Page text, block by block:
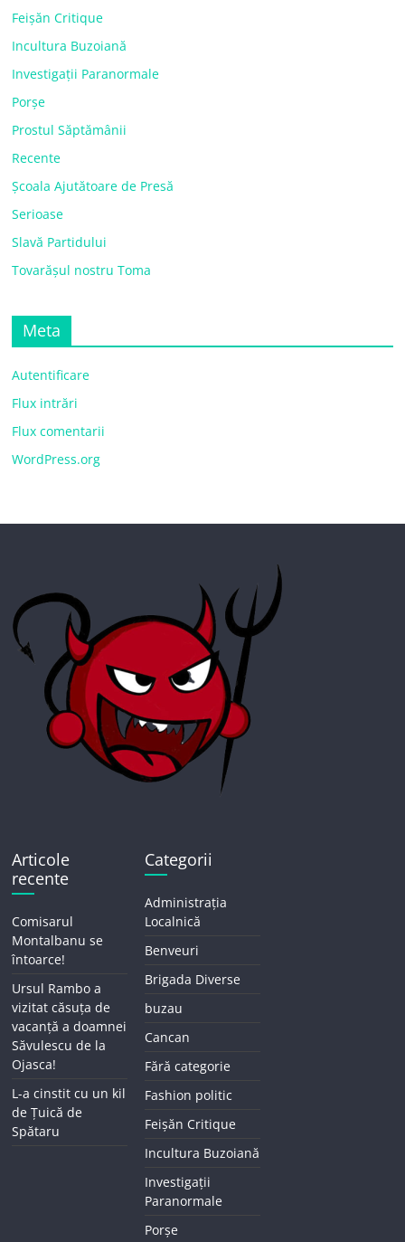
Feișăn Critique
Incultura Buzoiană
Investigații Paranormale
Porșe
Prostul Săptămânii
Recente
Școala Ajutătoare de Presă
Serioase
Slavă Partidului
Tovarășul nostru Toma
Meta
Autentificare
Flux intrări
Flux comentarii
WordPress.org
Articole
recente
Comisarul
Montalbanu se
întoarce!
Ursul Rambo a
vizitat căsuța de
vacanță a doamnei
Săvulescu de la
Ojasca!
L-a cinstit cu un kil
de Țuică de
Spătaru
Categorii
Administrația
Localnică
Benveuri
Brigada Diverse
buzau
Cancan
Fără categorie
Fashion politic
Feișăn Critique
Incultura Buzoiană
Investigații
Paranormale
Porșe